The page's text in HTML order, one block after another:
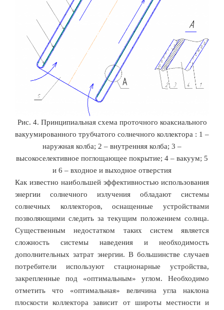
Рис. 4. Принципиальная схема проточного коаксиального
вакуумированного трубчатого солнечного коллектора : 1 –
наружная колба; 2 – внутренняя колба; 3 –
высокоселективное поглощающее покрытие; 4 – вакуум; 5
и 6 – входное и выходное отверстия
Как известно наибольшей эффективностью использования
энергии солнечного излучения обладают системы
солнечных коллекторов, оснащенные устройствами
позволяющими следить за текущим положением солнца.
Существенным недостатком таких систем является
сложность системы наведения и необходимость
дополнительных затрат энергии. В большинстве случаев
потребители используют стационарные устройства,
закрепленные под «оптимальным» углом. Необходимо
отметить что «оптимальная» величина угла наклона
плоскости коллектора зависит от широты местности и